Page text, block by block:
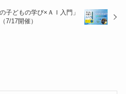
子どもの学び×ＡＩ入門」
7/17開催）